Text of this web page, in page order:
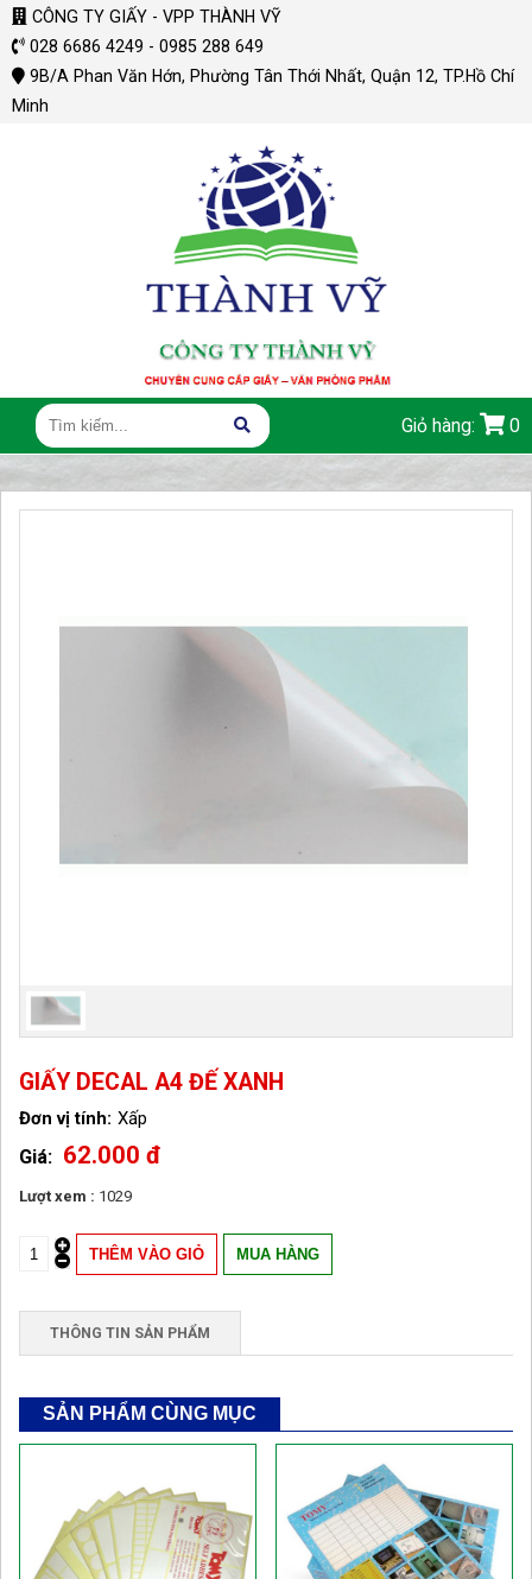
CÔNG TY GIẤY - VPP THÀNH VỸ
028 6686 4249 - 0985 288 649
9B/A Phan Văn Hớn, Phường Tân Thới Nhất, Quận 12, TP.Hồ Chí
Minh
Giỏ hàng: 0
GIẤY DECAL A4 ĐẾ XANH
Xấp
62.000 đ
Lượt xem : 1029
THÔNG TIN SẢN PHẨM
SẢN PHẨM CÙNG MỤC